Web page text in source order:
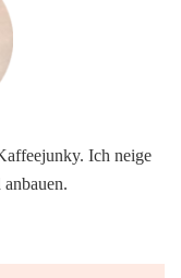
Ich neige